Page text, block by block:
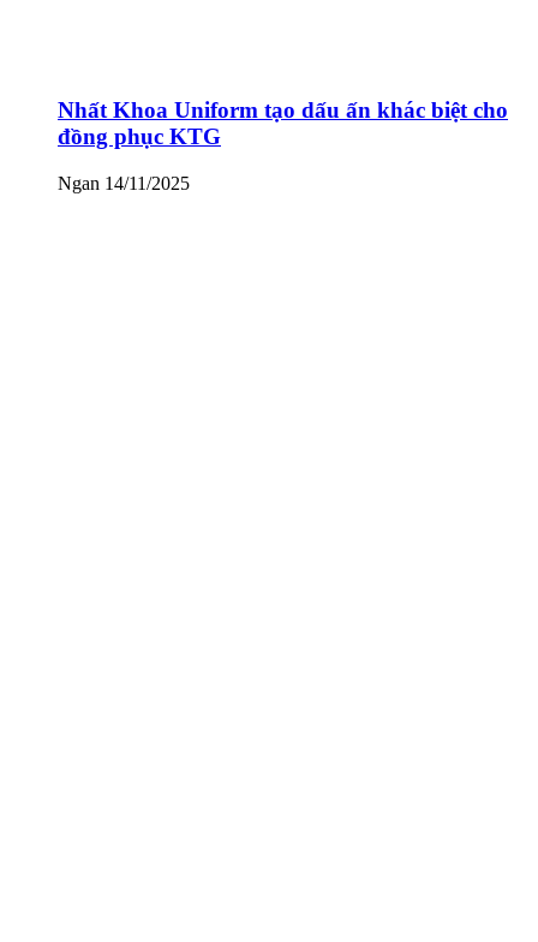
Nhất Khoa Uniform tạo dấu ấn khác biệt cho
đồng phục KTG
Ngan 14/11/2025